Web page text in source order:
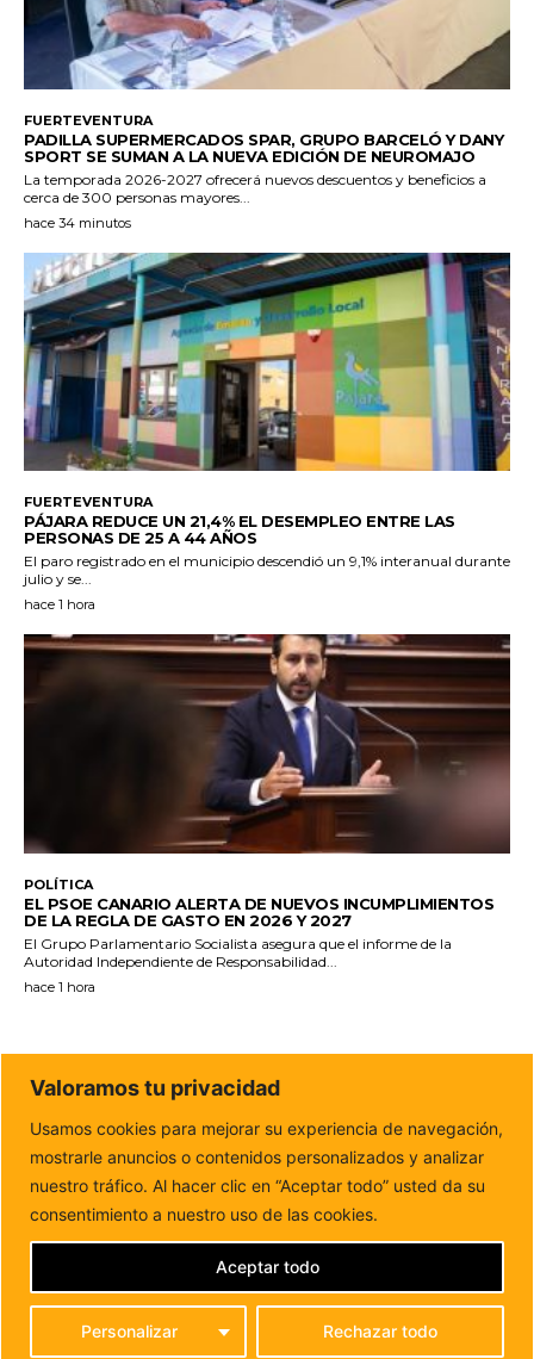
FUERTEVENTURA
PADILLA SUPERMERCADOS SPAR, GRUPO BARCELÓ Y DANY
SPORT SE SUMAN A LA NUEVA EDICIÓN DE NEUROMAJO
La temporada 2026-2027 ofrecerá nuevos descuentos y beneficios a
cerca de 300 personas mayores...
hace 34 minutos
FUERTEVENTURA
PÁJARA REDUCE UN 21,4% EL DESEMPLEO ENTRE LAS
PERSONAS DE 25 A 44 AÑOS
El paro registrado en el municipio descendió un 9,1% interanual durante
julio y se...
hace 1 hora
POLÍTICA
EL PSOE CANARIO ALERTA DE NUEVOS INCUMPLIMIENTOS
DE LA REGLA DE GASTO EN 2026 Y 2027
El Grupo Parlamentario Socialista asegura que el informe de la
Autoridad Independiente de Responsabilidad...
hace 1 hora